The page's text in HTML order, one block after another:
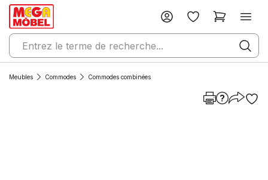
Meubles Commodes Commodes combinées